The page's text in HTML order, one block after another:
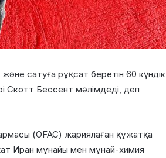
сатуға рұқсат беретін 60 күндік
Скотт Бессент мәлімдеді, деп
(OFAC) жариялаған құжатқа
Иран мұнайы мен мұнай-химия